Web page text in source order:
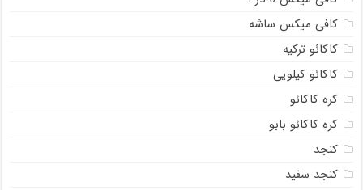
کافی میکس ساشه
کاکائو ترکیه
کاکائو کیلویی
کره کاکائو
کره کاکائو بابو
کنجد
کنجد سفید